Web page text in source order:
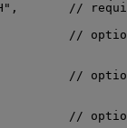
" ,
//
//
{
//
//